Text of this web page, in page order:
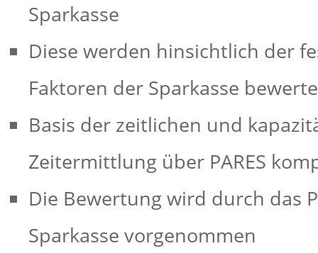
Sparkasse
Diese werden hinsichtlich der
Faktoren der Sparkasse
Basis der zeitlichen und
Zeitermittlung über PARES
Die Bewertung wird durch das
Sparkasse vorgenommen